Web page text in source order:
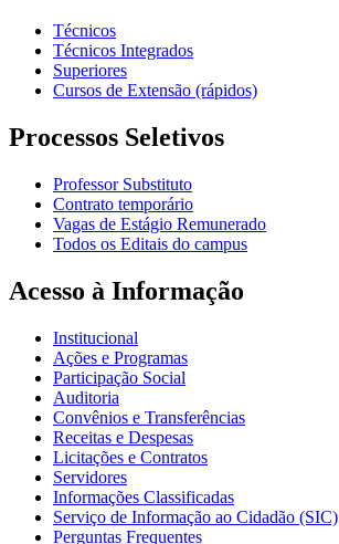
Técnicos
Técnicos Integrados
Superiores
Cursos de Extensão (rápidos)
Processos Seletivos
Professor Substituto
Contrato temporário
Vagas de Estágio Remunerado
Todos os Editais do campus
Acesso à Informação
Institucional
Ações e Programas
Participação Social
Auditoria
Convênios e Transferências
Receitas e Despesas
Licitações e Contratos
Servidores
Informações Classificadas
Serviço de Informação ao Cidadão (SIC)
Perguntas Frequentes